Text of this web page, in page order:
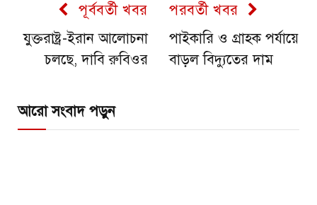
পূর্ববর্তী খবর
যুক্তরাষ্ট্র-ইরান আলোচনা
চলছে, দাবি রুবিওর
পরবর্তী খবর
পাইকারি ও গ্রাহক পর্যায়ে
বাড়ল বিদ্যুতের দাম
আরো সংবাদ পড়ুন